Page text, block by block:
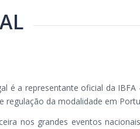
é a representante oficial da
regulação da modalidade em
nos grandes eventos